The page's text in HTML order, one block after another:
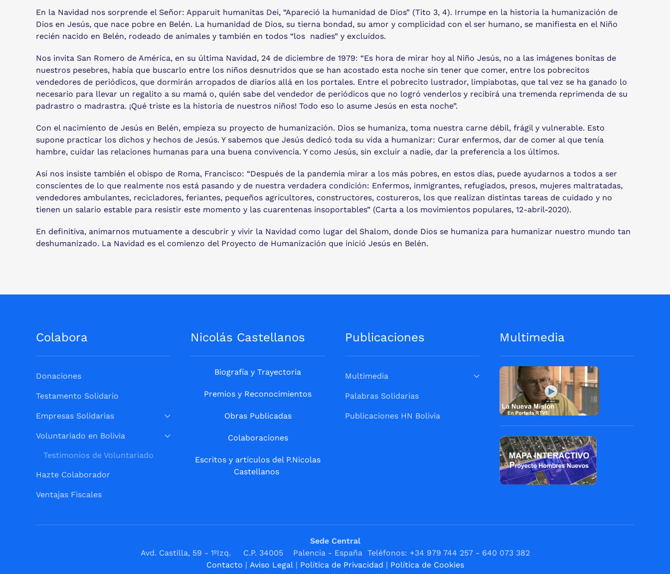
En la Navidad nos sorprende el Señor: Apparuit humanitas Dei, “Apareció la humanidad de Dios” (Tito 3, 4). Irrumpe en la historia la humanización de
Dios en Jesús, que nace pobre en Belén. La humanidad de Dios, su tierna bondad, su amor y complicidad con el ser humano, se manifiesta en el Niño
recién nacido en Belén, rodeado de animales y también en todos “los nadies” y excluidos.
Nos invita San Romero de América, en su última Navidad, 24 de diciembre de 1979: “Es hora de mirar hoy al Niño Jesús, no a las imágenes bonitas de
nuestros pesebres, había que buscarlo entre los niños desnutridos que se han acostado esta noche sin tener que comer, entre los pobrecitos
vendedores de periódicos, que dormirán arropados de diarios allá en los portales. Entre el pobrecito lustrador, limpiabotas, que tal vez se ha ganado lo
necesario para llevar un regalito a su mamá o, quién sabe del vendedor de periódicos que no logró venderlos y recibirá una tremenda reprimenda de su
padrastro o madrastra. ¡Qué triste es la historia de nuestros niños! Todo eso lo asume Jesús en esta noche”.
Con el nacimiento de Jesús en Belén, empieza su proyecto de humanización. Dios se humaniza, toma nuestra carne débil, frágil y vulnerable. Esto
supone practicar los dichos y hechos de Jesús. Y sabemos que Jesús dedicó toda su vida a humanizar: Curar enfermos, dar de comer al que tenía
hambre, cuidar las relaciones humanas para una buena convivencia. Y como Jesús, sin excluir a nadie, dar la preferencia a los últimos.
Así nos insiste también el obispo de Roma, Francisco: “Después de la pandemia mirar a los más pobres, en estos días, puede ayudarnos a todos a ser
conscientes de lo que realmente nos está pasando y de nuestra verdadera condición: Enfermos, inmigrantes, refugiados, presos, mujeres maltratadas,
vendedores ambulantes, recicladores, feriantes, pequeños agricultores, constructores, costureros, los que realizan distintas tareas de cuidado y no
tienen un salario estable para resistir este momento y las cuarentenas insoportables” (Carta a los movimientos populares, 12-abril-2020).
En definitiva, animarnos mutuamente a descubrir y vivir la Navidad como lugar del Shalom, donde Dios se humaniza para humanizar nuestro mundo tan
deshumanizado. La Navidad es el comienzo del Proyecto de Humanización que inició Jesús en Belén.
Colabora
Donaciones
Testamento Solidario
Empresas Solidarias
Voluntariado en Bolivia
Testimonios de Voluntariado
Hazte Colaborador
Ventajas Fiscales
Nicolás Castellanos
Biografía y Trayectoria
Premios y Reconocimientos
Obras Publicadas
Colaboraciones
Escritos y artículos del P.Nicolas
Castellanos
Publicaciones
Multimedia
Palabras Solidarias
Publicaciones HN Bolivia
Multimedia
Sede Central
Avd. Castilla, 59 - 1ºIzq. C.P. 34005 Palencia - España Teléfonos: +34 979 744 257 - 640 073 382
Contacto | Aviso Legal | Política de Privacidad | Política de Cookies